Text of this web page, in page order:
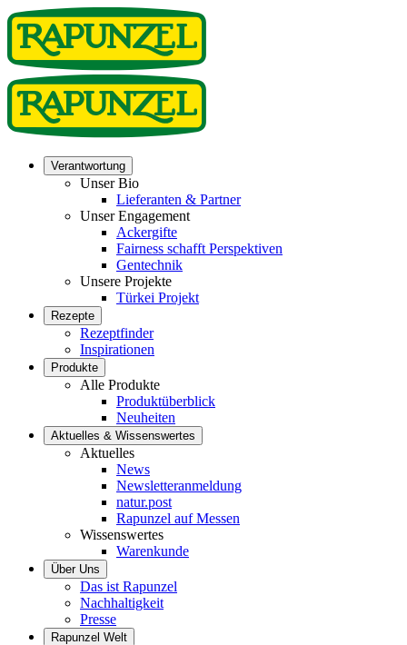
Verantwortung
Unser Bio
Lieferanten & Partner
Unser Engagement
Ackergifte
Fairness schafft Perspektiven
Gentechnik
Unsere Projekte
Türkei Projekt
Rezepte
Rezeptfinder
Inspirationen
Produkte
Alle Produkte
Produktüberblick
Neuheiten
Aktuelles & Wissenswertes
Aktuelles
News
Newsletteranmeldung
natur.post
Rapunzel auf Messen
Wissenswertes
Warenkunde
Über Uns
Das ist Rapunzel
Nachhaltigkeit
Presse
Rapunzel Welt